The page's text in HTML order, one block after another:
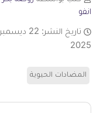
انفو
تاريخ النشر: 22 ديسمبر 2025
2025
المضادات الحيوية